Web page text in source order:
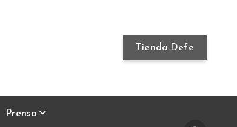
Tienda.Defe
Prensa